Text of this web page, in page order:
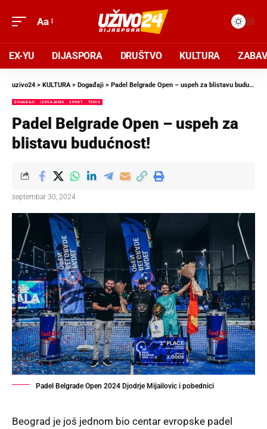
Aa
EX-YU DIJASPORA DRUŠTVO KULTURA
uzivo24 > KULTURA> Događaji > Padel Belgrade Open – uspeh za blistavu budućnost!
DOGAĐAJI IZDVAJAMO SPORT TENIS
Padel Belgrade Open – uspeh za
blistavu budućnost!
septembar 30, 2024
Padel Belgrade Open 2024 Djodrje Mijailovic i pobednici
Beograd je još jednom bio centar evropske padel